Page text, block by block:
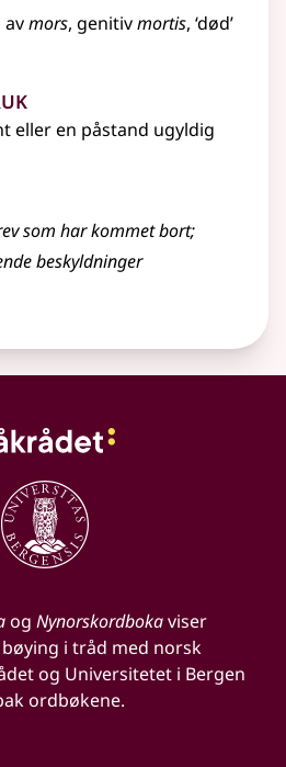
avmors, genitivmortis, ‘død’
eller en påstand ugyldig
som har kommet bort;
beskyldninger
og Nynorskordbokaviser
i tråd med norsk
og Universitetet i Bergen
ordbøkene.